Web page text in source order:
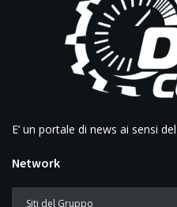
E’ un portale di news ai sensi
Network